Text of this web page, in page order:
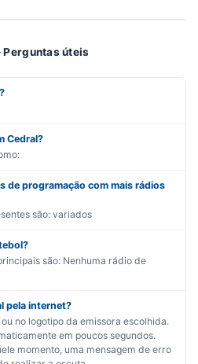
úteis
Cedral?
de programação com mais rádios
são: variados
são: Nenhuma rádio de
pela internet?
no logotipo da emissora escolhida.
em poucos segundos.
momento, uma mensagem de erro